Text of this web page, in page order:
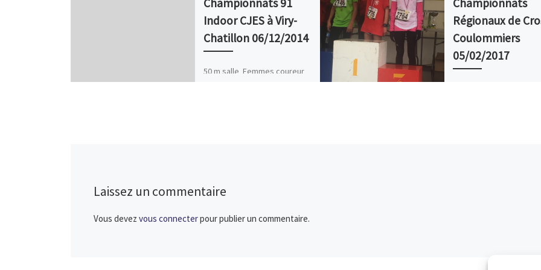
Championnats 91
Indoor CJES à Viry-
Chatillon 06/12/2014
50 m salle Femmes coureur
Championnats
Régionaux de
Coulommiers
05/02/2017
Laissez un commentaire
Vous devez vous connecterpour publier un commentaire.